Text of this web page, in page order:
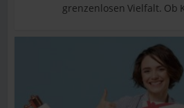
grenzenlosen Vielfalt. Ob